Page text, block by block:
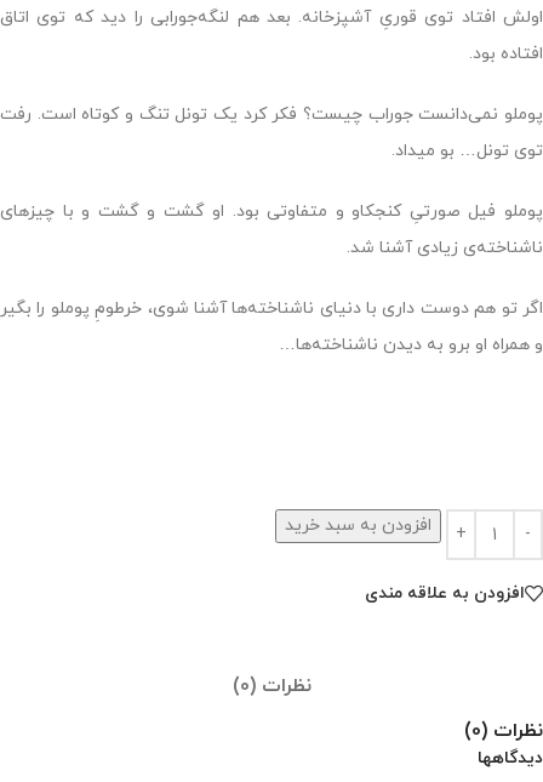
اولش افتاد توی قوریِ آشپزخانه. بعد هم لنگه‌جورابی را دید که توی اتاق
افتاده بود.
پوملو نمی‌دانست جوراب چیست؟ فکر کرد یک تونل تنگ و کوتاه است. رفت
توی تونل… بو میداد.
پوملو فیل صورتیِ کنجکاو و متفاوتی بود. او گشت و گشت و با چیزهای
ناشناخته‌ی زیادی آشنا شد.
اگر تو هم دوست داری با دنیای ناشناخته‌ها آشنا شوی، خرطومِ پوملو را بگیر
و همراه او برو به دیدن ناشناخته‌ها…
افزودن به سبد خرید
افزودن به علاقه مندی
نظرات (0)
نظرات (0)
دیدگاهها